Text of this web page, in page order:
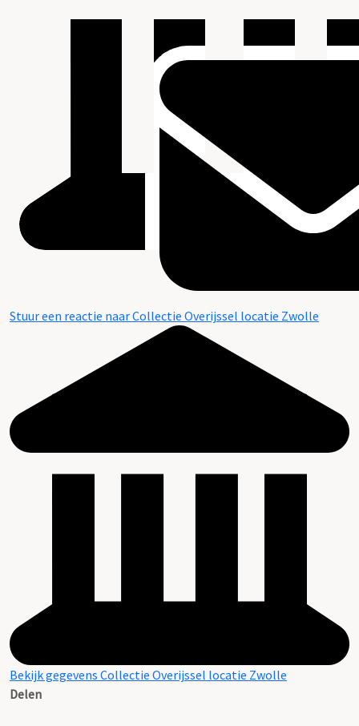
Stuur een reactie naar Collectie Overijssel locatie Zwolle
Bekijk gegevens Collectie Overijssel locatie Zwolle
Delen